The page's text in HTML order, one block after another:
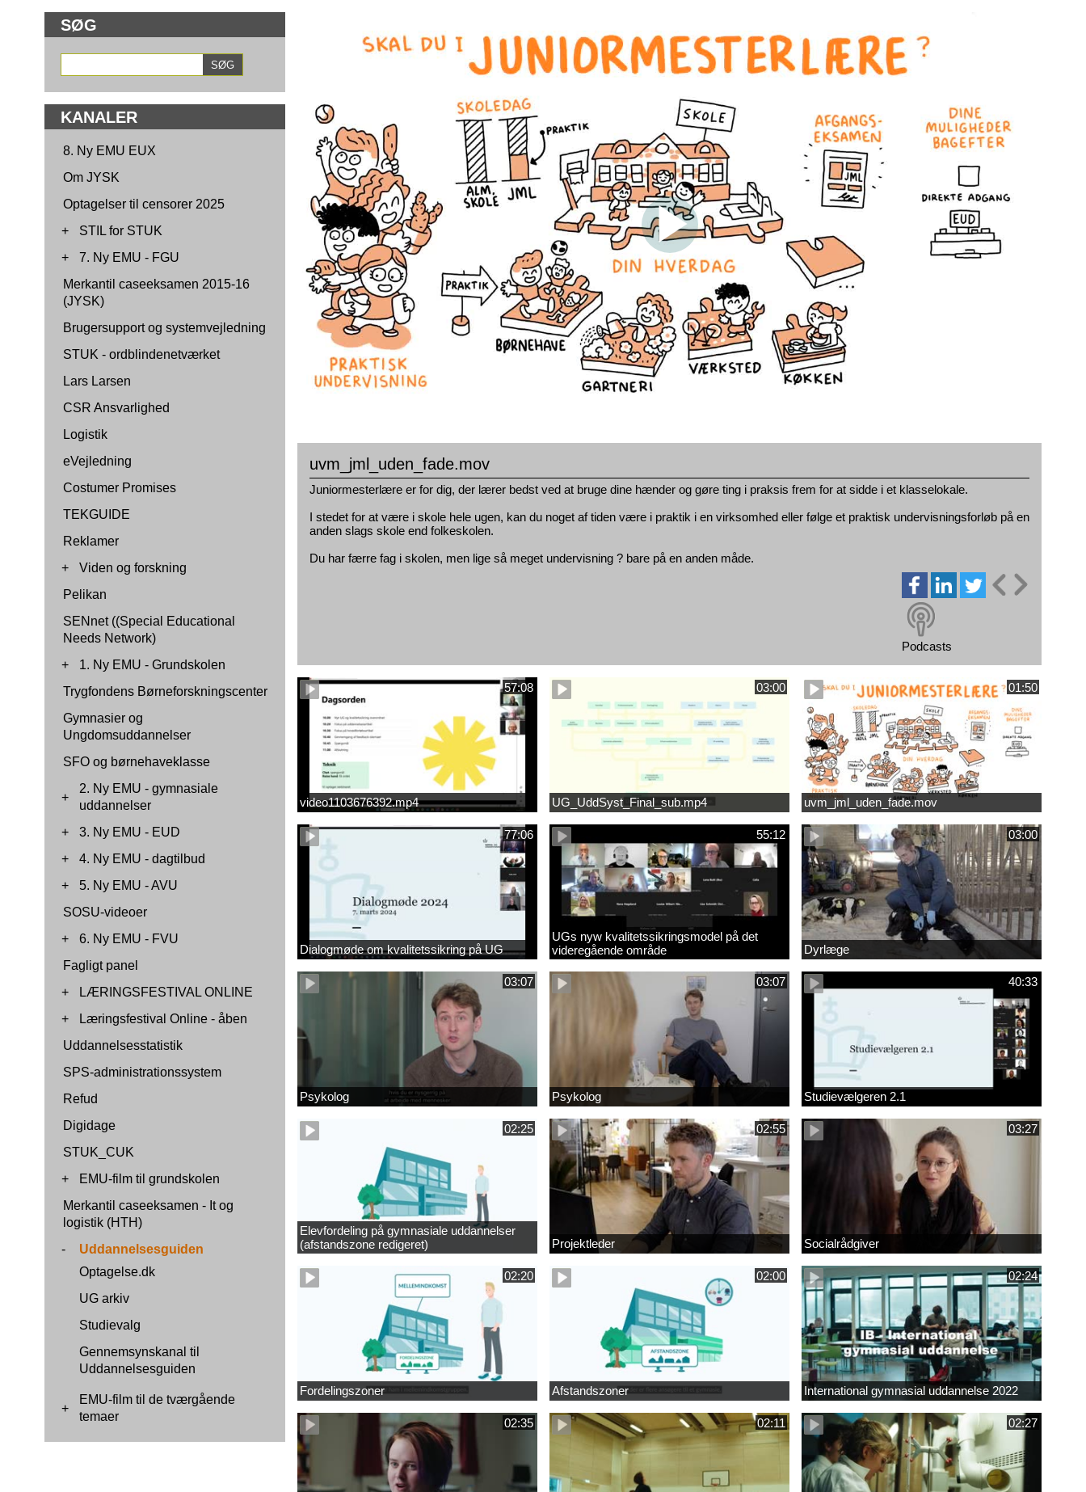
SØG
KANALER
8. Ny EMU EUX
Om JYSK
Optagelser til censorer 2025
+
STIL for STUK
+
7. Ny EMU - FGU
Merkantil caseeksamen 2015-16
(JYSK)
Brugersupport og systemvejledning
STUK - ordblindenetværket
Lars Larsen
CSR Ansvarlighed
Logistik
eVejledning
Costumer Promises
TEKGUIDE
Reklamer
+
Viden og forskning
Pelikan
SENnet ((Special Educational
Needs Network)
+
1. Ny EMU - Grundskolen
Trygfondens Børneforskningscenter
Gymnasier og
Ungdomsuddannelser
SFO og børnehaveklasse
+
2. Ny EMU - gymnasiale
uddannelser
+
3. Ny EMU - EUD
+
4. Ny EMU - dagtilbud
+
5. Ny EMU - AVU
SOSU-videoer
+
6. Ny EMU - FVU
Fagligt panel
+
LÆRINGSFESTIVAL ONLINE
+
Læringsfestival Online - åben
Uddannelsesstatistik
SPS-administrationssystem
Refud
Digidage
STUK_CUK
+
EMU-film til grundskolen
Merkantil caseeksamen - It og
logistik (HTH)
-
Uddannelsesguiden
Optagelse.dk
UG arkiv
Studievalg
Gennemsynskanal til
Uddannelsesguiden
+
EMU-film til de tværgående
temaer
uvm_jml_uden_fade.mov
Juniormesterlære er for dig, der lærer bedst ved at bruge dine hænder og gøre ting i praksis frem for at sidde i et klasselokale.
I stedet for at være i skole hele ugen, kan du noget af tiden være i praktik i en virksomhed eller følge et praktisk undervisningsforløb på en
anden slags skole end folkeskolen.
Du har færre fag i skolen, men lige så meget undervisning ? bare på en anden måde.
Podcasts
57:08
video1103676392.mp4
03:00
UG_UddSyst_Final_sub.mp4
01:50
uvm_jml_uden_fade.mov
77:06
Dialogmøde om kvalitetssikring på UG
55:12
UGs nyw kvalitetssikringsmodel på det
videregående område
03:00
Dyrlæge
03:07
Psykolog
03:07
Psykolog
40:33
Studievælgeren 2.1
02:25
Elevfordeling på gymnasiale uddannelser
(afstandszone redigeret)
02:55
Projektleder
03:27
Socialrådgiver
02:20
Fordelingszoner
02:00
Afstandszoner
02:24
International gymnasial uddannelse 2022
02:35 02:11 02:27